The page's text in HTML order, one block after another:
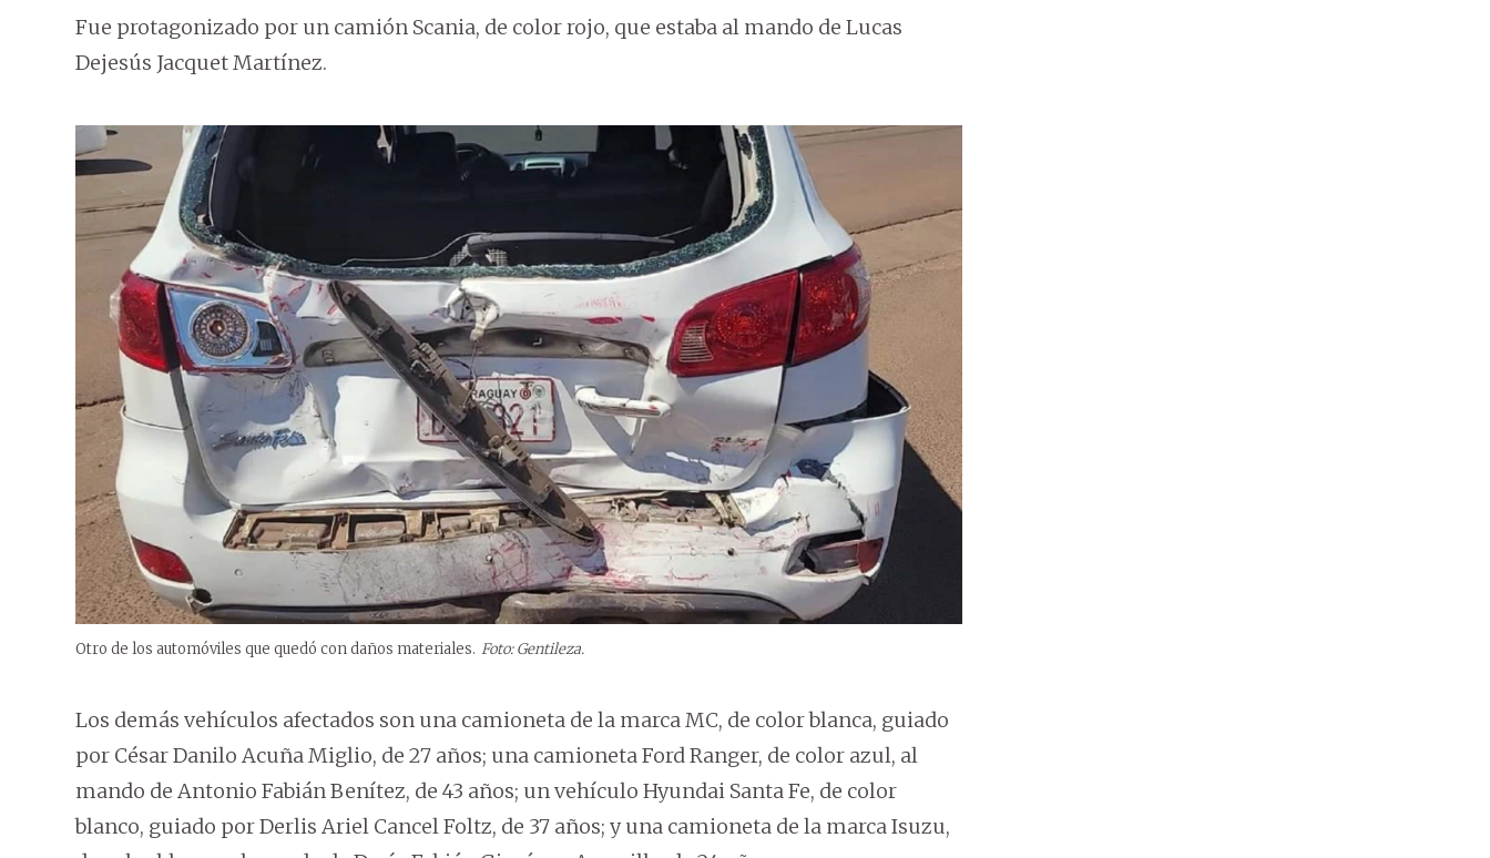
Fue protagonizado por un camión Scania, de color rojo, que estaba al mando de Lucas
Dejesús Jacquet Martínez.
Otro de los automóviles que quedó con daños materiales. Foto: Gentileza.
Los demás vehículos afectados son una camioneta de la marca MC, de color blanca, guiado
por César Danilo Acuña Miglio, de 27 años; una camioneta Ford Ranger, de color azul, al
mando de Antonio Fabián Benítez, de 43 años; un vehículo Hyundai Santa Fe, de color
blanco, guiado por Derlis Ariel Cancel Foltz, de 37 años; y una camioneta de la marca Isuzu,